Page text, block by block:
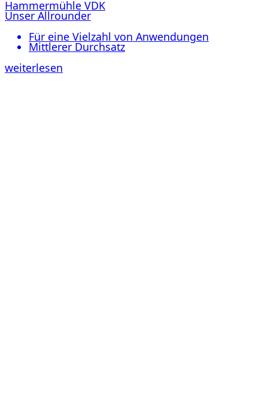
Hammermühle VDK
Unser Allrounder
Für eine Vielzahl von Anwendungen
Mittlerer Durchsatz
weiterlesen